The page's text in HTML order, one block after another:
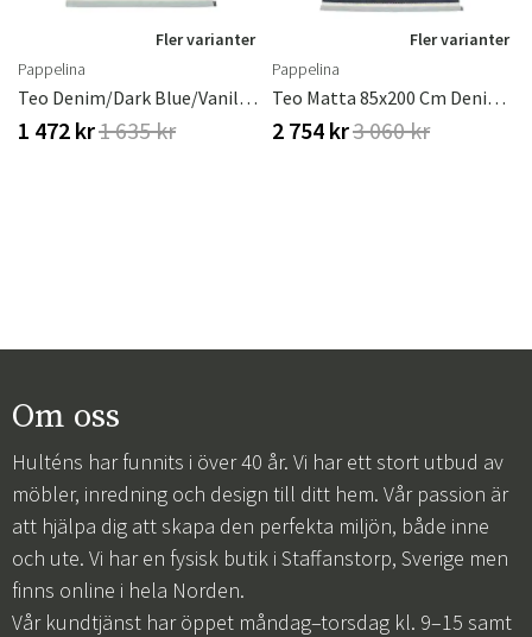
Fler varianter
Pappelina
Teo Denim/Dark Blue/Vanilla 70 X 120 Cm
1 472 kr1 635 kr
Fler varianter
Pappelina
Teo Matta 85x200 Cm Denim/Dark Blue/Vanilla
2 754 kr3 060 kr
Om oss
Hulténs har funnits i över 40 år. Vi har ett stort utbud av
möbler, inredning och design till ditt hem. Vår passion är
att hjälpa dig att skapa den perfekta miljön, både inne
och ute. Vi har en fysisk butik i Staffanstorp, Sverige men
finns online i hela Norden.
Vår kundtjänst har öppet måndag–torsdag kl. 9–15 samt